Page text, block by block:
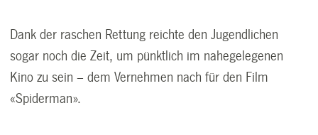
Dank der raschen Rettung reichte den Jugendlichen
sogar noch die Zeit, um pünktlich im nahegelegenen
Kino zu sein – dem Vernehmen nach für den Film
«Spiderman».